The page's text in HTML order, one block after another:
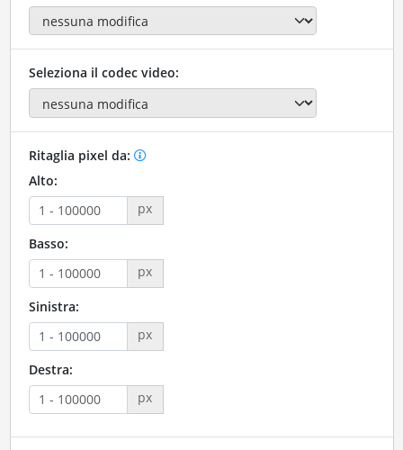
Seleziona il codec video:
Ritaglia pixel da:
Alto:
px
Basso:
px
Sinistra:
px
Destra:
px